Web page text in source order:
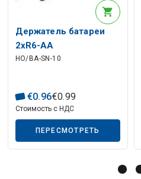
Держатель батареи
2xR6-AA
HO/BA-SN-10
€0.96€0.99
Стоимость с НДС
ПЕРЕСМОТРЕТЬ